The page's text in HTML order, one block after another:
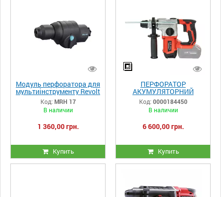
Модуль перфоратора для
мультиінструменту Revolt
MRH 17
Код: MRH 17
В наличии
1 360,00 грн.
Купить
ПЕРФОРАТОР
АКУМУЛЯТОРНИЙ
VITALS PROFESSIONAL
ARA 1822 BS SMARTLINE+
Код: 0000184450
В наличии
6 600,00 грн.
Купить